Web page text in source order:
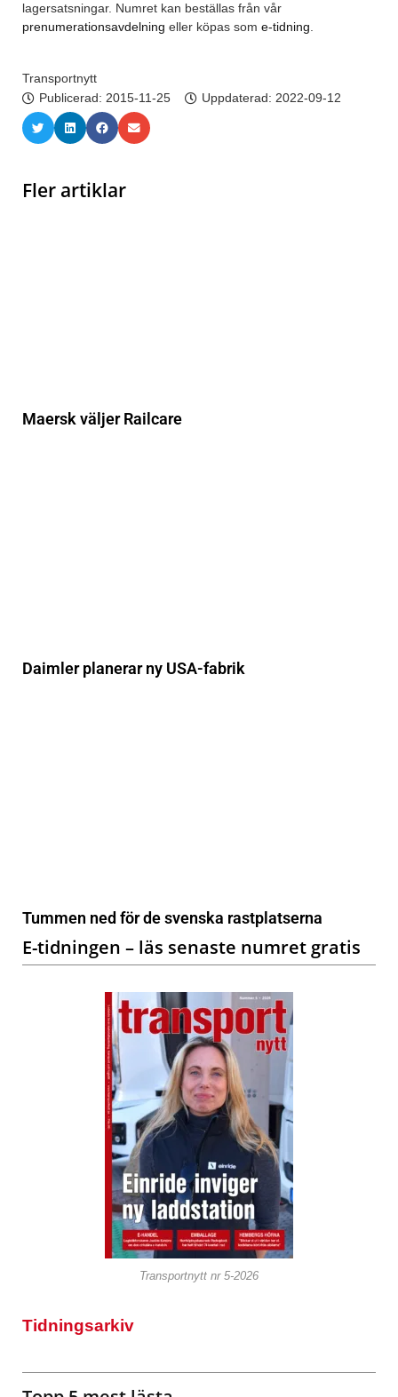
lagersatsningar. Numret kan beställas från vår
prenumerationsavdelning eller köpas som e-tidning
Transportnytt
Publicerad: 2015-11-25 Uppdaterad: 2022-09-12
Fler artiklar
Maersk väljer Railcare
Daimler planerar ny USA-fabrik
Tummen ned för de svenska rastplatserna
E-tidningen – läs senaste numret gratis
Transportnytt nr 5-2026
Tidningsarkiv